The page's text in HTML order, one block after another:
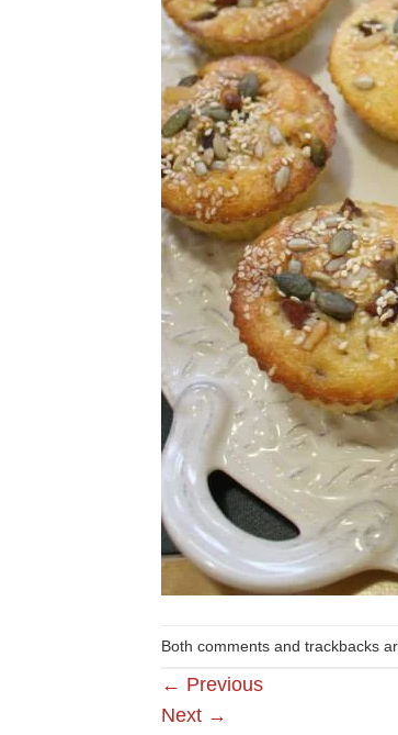
Both comments and trackbacks
← Previous
Next →